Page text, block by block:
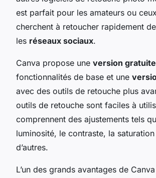
est parfait pour les amateurs ou
cherchent à retoucher rapidement
les réseaux sociaux.
Canva propose une version gratuite
fonctionnalités de base et une
avec des outils de retouche plus
outils de retouche sont faciles à
comprennent des ajustements tels
luminosité, le contraste, la
d’autres.
L’un des grands avantages de